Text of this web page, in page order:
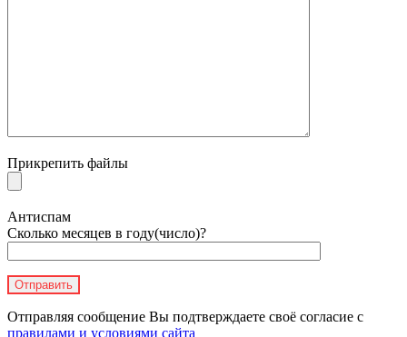
Прикрепить файлы
Антиспам
Сколько месяцев в году(число)?
Отправляя сообщение Вы подтверждаете своё согласие с
правилами и условиями сайта